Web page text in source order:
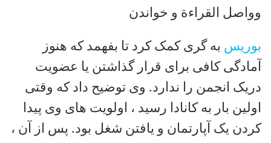
وواصل القراءة و خواندن
بوریس به گری کمک کرد تا بفهمد که هنوز
آمادگی کافی برای قرار گذاشتن یا عضویت
دریک انجمن را ندارد. وی توضیح داد که وقتی
اولین بار به کانادا رسید ، اولویت های وی پیدا
کردن یک آپارتمان و یافتن شغل بود. پس از آن ،